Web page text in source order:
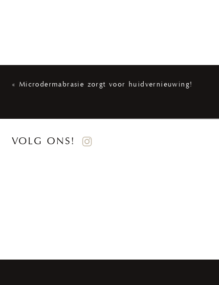
« Microdermabrasie zorgt voor huidvernieuwing!
VOLG ONS!